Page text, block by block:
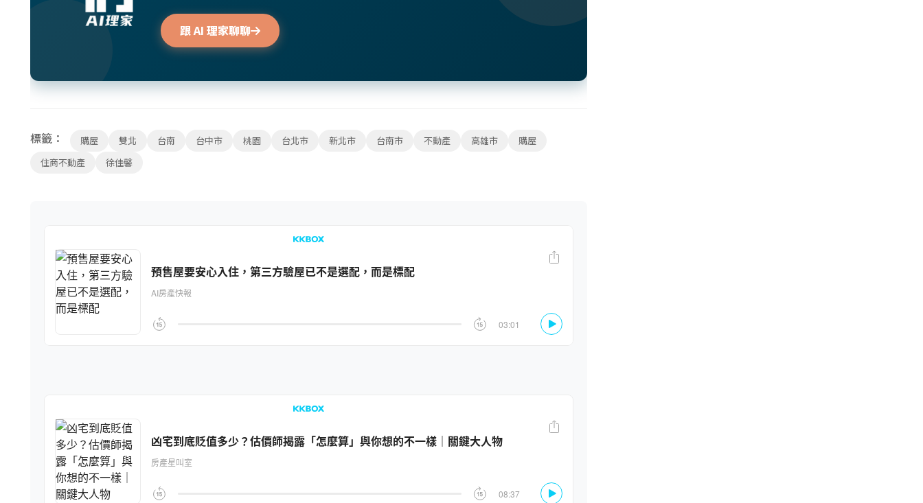
跟 AI 理家聊聊
標籤： 購屋 雙北 台南 台中市 桃園 台北市 新北市 台南市 不動產 高雄市
購屋
住商不動產
徐佳馨